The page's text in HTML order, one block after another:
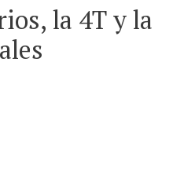
la 4T y la